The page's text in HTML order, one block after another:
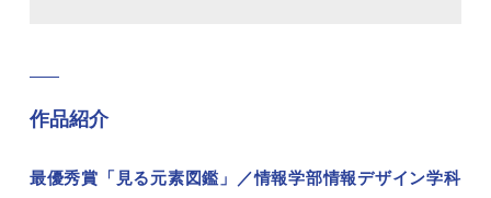
作品紹介
最優秀賞「見る元素図鑑」／情報学部情報デザイン学科